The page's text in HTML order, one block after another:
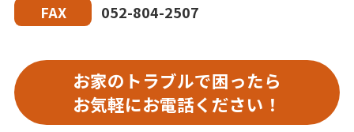
FAX
052-804-2507
お家のトラブルで困ったら
お気軽にお電話ください！